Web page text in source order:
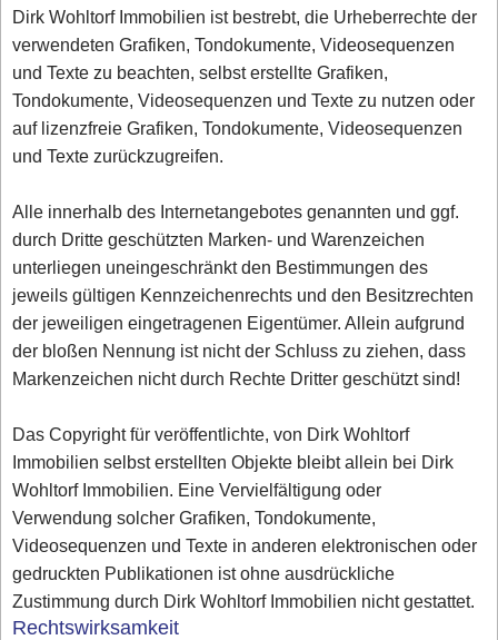
Dirk Wohltorf Immobilien ist bestrebt, die Urheberrechte der
verwendeten Grafiken, Tondokumente, Videosequenzen
und Texte zu beachten, selbst erstellte Grafiken,
Tondokumente, Videosequenzen und Texte zu nutzen oder
auf lizenzfreie Grafiken, Tondokumente, Videosequenzen
und Texte zurückzugreifen.
Alle innerhalb des Internetangebotes genannten und ggf.
durch Dritte geschützten Marken- und Warenzeichen
unterliegen uneingeschränkt den Bestimmungen des
jeweils gültigen Kennzeichenrechts und den Besitzrechten
der jeweiligen eingetragenen Eigentümer. Allein aufgrund
der bloßen Nennung ist nicht der Schluss zu ziehen, dass
Markenzeichen nicht durch Rechte Dritter geschützt sind!
Das Copyright für veröffentlichte, von Dirk Wohltorf
Immobilien selbst erstellten Objekte bleibt allein bei Dirk
Wohltorf Immobilien. Eine Vervielfältigung oder
Verwendung solcher Grafiken, Tondokumente,
Videosequenzen und Texte in anderen elektronischen oder
gedruckten Publikationen ist ohne ausdrückliche
Zustimmung durch Dirk Wohltorf Immobilien nicht gestattet.
Rechtswirksamkeit